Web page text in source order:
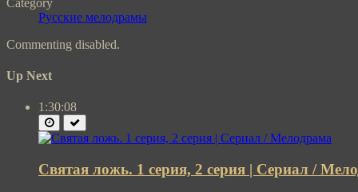
Русские мелодрамы
Commenting disabled.
Up Next
1:30:08
Святая ложь. 1 серия, 2 серия | Сериал /